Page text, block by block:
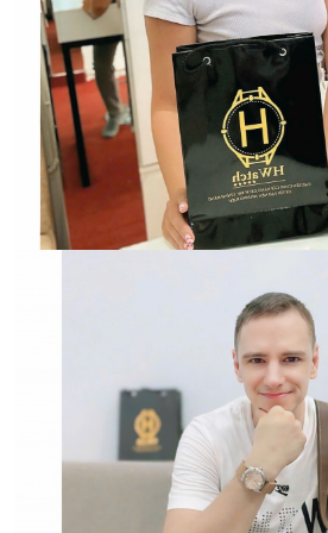
Trường hợp
nhận đổi hoặc trả